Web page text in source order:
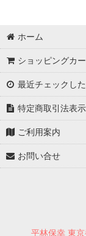
ホーム
ショッピングカ
最近チェックし
特定商取引法表示
ご利用案内
お問い合せ
平林保幸 東